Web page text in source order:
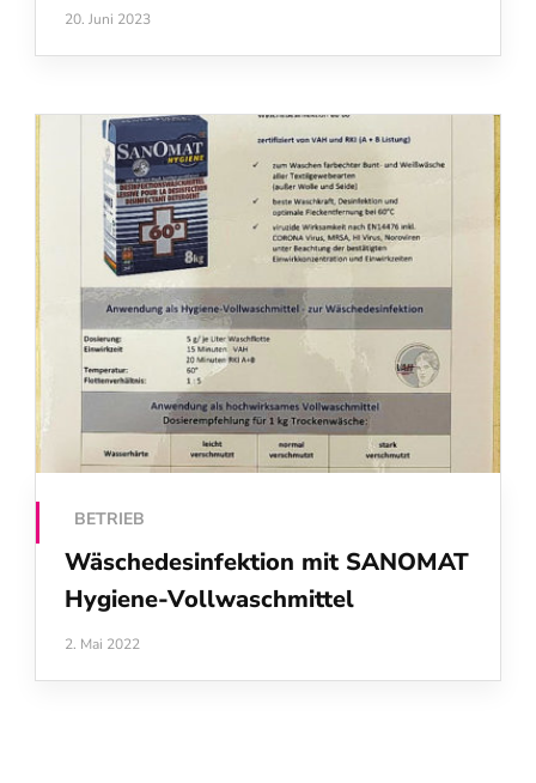
20. Juni 2023
BETRIEB
Wäschedesinfektion mit SANOMAT
Hygiene-Vollwaschmittel
2. Mai 2022